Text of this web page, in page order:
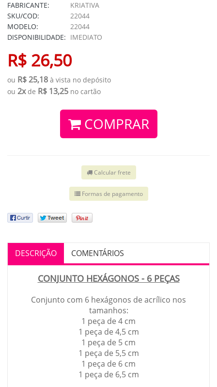
FABRICANTE:
KRIATIVA
SKU/COD:
22044
MODELO:
22044
DISPONIBILIDADE: IMEDIATO
R$ 26,50
ou R$ 25,18 à vista no depósito
ou 2xde R$ 13,25 no cartão
COMPRAR
Calcular frete
Formas de pagamento
DESCRIÇÃO COMENTÁRIOS
CONJUNTO HEXÁGONOS - 6 PEÇAS
Conjunto com 6 hexágonos de acrílico nos
tamanhos:
1 peça de 4 cm
1 peça de 4,5 cm
1 peça de 5 cm
1 peça de 5,5 cm
1 peça de 6 cm
1 peça de 6,5 cm